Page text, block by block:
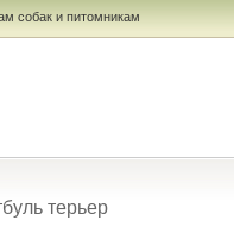
собак и питомникам
терьер